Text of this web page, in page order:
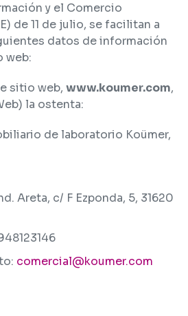
y el Comercio
de 11 de julio, se facilitan a
datos de información
web:
sitio web, www.koumer.com,
la ostenta:
de laboratorio Koümer,
Areta, c/ F Ezponda, 5, 31620
comercial@koumer.com